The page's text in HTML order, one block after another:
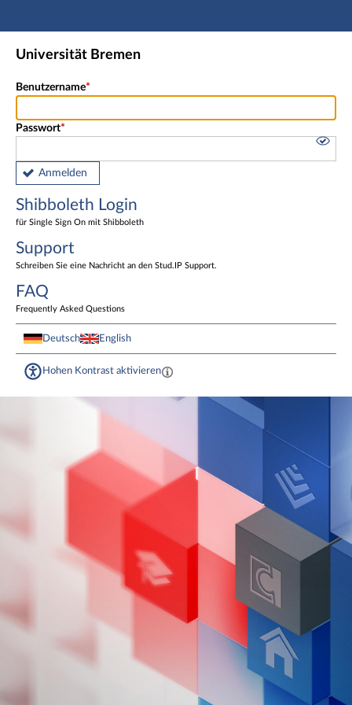
Hauptnavigation
Shibboleth Login
Universität Bremen
Benutzername
Passwort
Anmelden
Shibboleth Login
für Single Sign On mit Shibboleth
Support
Schreiben Sie eine Nachricht an den Stud.IP Support.
FAQ
Frequently Asked Questions
Deutsch English
Hohen Kontrast aktivieren